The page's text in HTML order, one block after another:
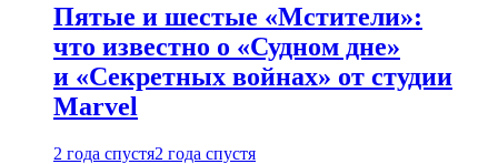
Пятые и шестые «Мстители»:
что известно о «Судном дне»
и «Секретных войнах» от студии
Marvel
2 года спустя2 года спустя